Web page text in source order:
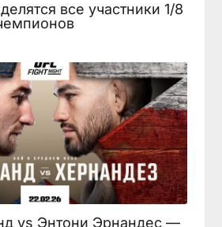
все участники 1/8
vs Энтони Эрнандес —